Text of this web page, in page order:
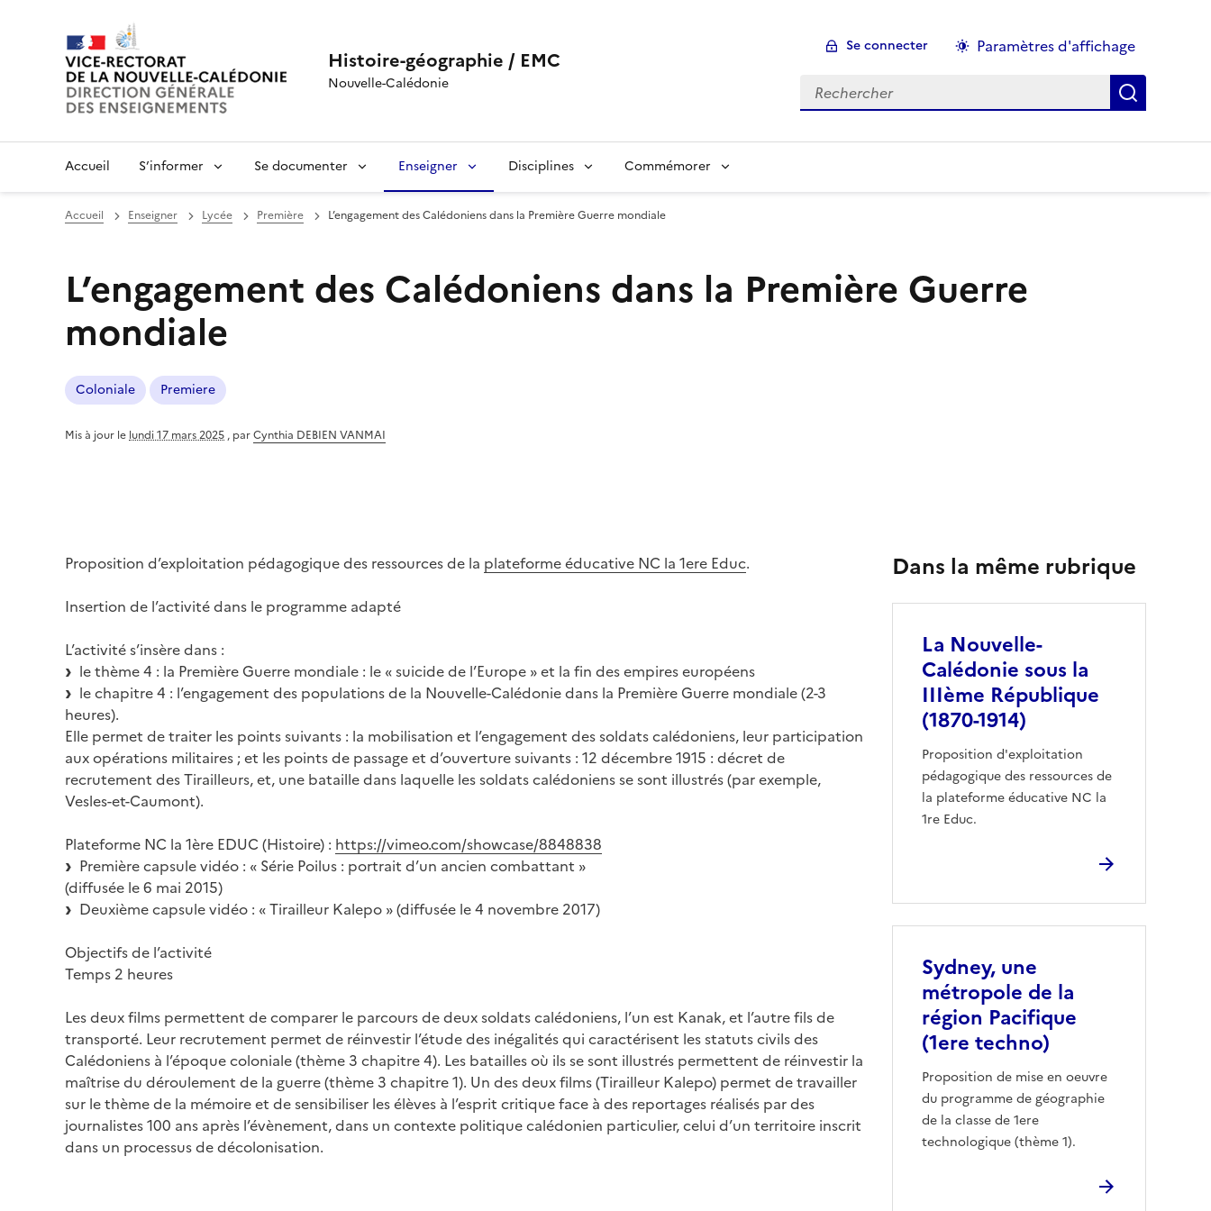
Histoire-géographie / EMC
Nouvelle-Calédonie
Se connecter
Paramètres d'affichage
Rechercher :
Accueil S’informer Se documenter Enseigner Disciplines Commémorer
Accueil Enseigner Lycée Première L’engagement des Calédoniens dans la Première Guerre mondiale
L’engagement des Calédoniens dans la Première Guerre
mondiale
Coloniale Premiere
Mis à jour le lundi 17 mars 2025 , parCynthia DEBIEN VANMAI
Proposition d’exploitation pédagogique des ressources de la plateforme éducative NC la 1ere Educ.
Insertion de l’activité dans le programme adapté
L’activité s’insère dans :
le thème 4 : la Première Guerre mondiale : le « suicide de l’Europe » et la fin des empires européens
le chapitre 4 : l’engagement des populations de la Nouvelle-Calédonie dans la Première Guerre mondiale (2-3
heures).
Elle permet de traiter les points suivants : la mobilisation et l’engagement des soldats calédoniens, leur participation
aux opérations militaires ; et les points de passage et d’ouverture suivants : 12 décembre 1915 : décret de
recrutement des Tirailleurs, et, une bataille dans laquelle les soldats calédoniens se sont illustrés (par exemple,
Vesles-et-Caumont).
Plateforme NC la 1ère EDUC (Histoire) : https://vimeo.com/showcase/8848838
Première capsule vidéo : « Série Poilus : portrait d’un ancien combattant »
(diffusée le 6 mai 2015)
Deuxième capsule vidéo : « Tirailleur Kalepo » (diffusée le 4 novembre 2017)
Objectifs de l’activité
Temps 2 heures
Les deux films permettent de comparer le parcours de deux soldats calédoniens, l’un est Kanak, et l’autre fils de
transporté. Leur recrutement permet de réinvestir l’étude des inégalités qui caractérisent les statuts civils des
Calédoniens à l’époque coloniale (thème 3 chapitre 4). Les batailles où ils se sont illustrés permettent de réinvestir la
maîtrise du déroulement de la guerre (thème 3 chapitre 1). Un des deux films (Tirailleur Kalepo) permet de travailler
sur le thème de la mémoire et de sensibiliser les élèves à l’esprit critique face à des reportages réalisés par des
journalistes 100 ans après l’évènement, dans un contexte politique calédonien particulier, celui d’un territoire inscrit
dans un processus de décolonisation.
Dans la même rubrique
La Nouvelle-
Calédonie sous la
IIIème République
(1870-1914)
Proposition d'exploitation
pédagogique des ressources de
la plateforme éducative NC la
1re Educ.
Sydney, une
métropole de la
région Pacifique
(1ere techno)
Proposition de mise en oeuvre
du programme de géographie
de la classe de 1ere
technologique (thème 1).